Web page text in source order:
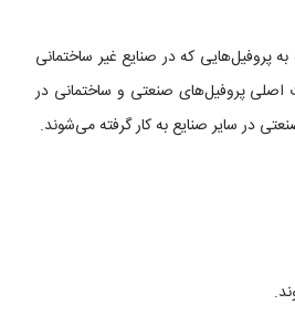
پروفیل‌هایی که در صنایع غیر ساختمانی
اصلی پروفیل‌های صنعتی و ساختمانی در
در سایر صنایع به کار گرفته می‌شوند.